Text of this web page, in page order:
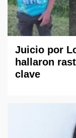
Juicio por
hallaron
clave